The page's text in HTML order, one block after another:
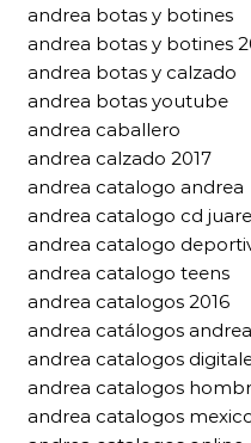
andrea botas y botines
andrea botas y botines
andrea botas y calzado
andrea botas youtube
andrea caballero
andrea calzado 2017
andrea catalogo andrea
andrea catalogo cd
andrea catalogo
andrea catalogo teens
andrea catalogos 2016
andrea catálogos andrea
andrea catalogos
andrea catalogos
andrea catalogos